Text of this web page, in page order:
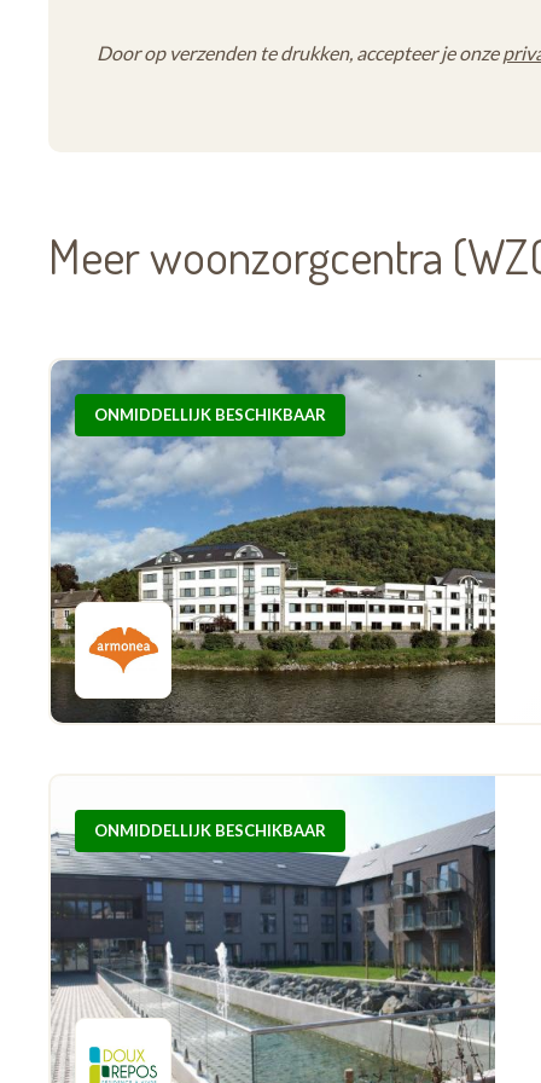
Door op verzenden te drukken, accepteer je onze
Meer woonzorgcentra
ONMIDDELLIJK BESCHIKBAAR
ONMIDDELLIJK BESCHIKBAAR